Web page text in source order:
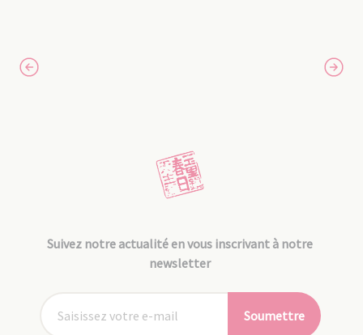
Suivez notre actualité en vous inscrivant à notre
newsletter
Soumettre